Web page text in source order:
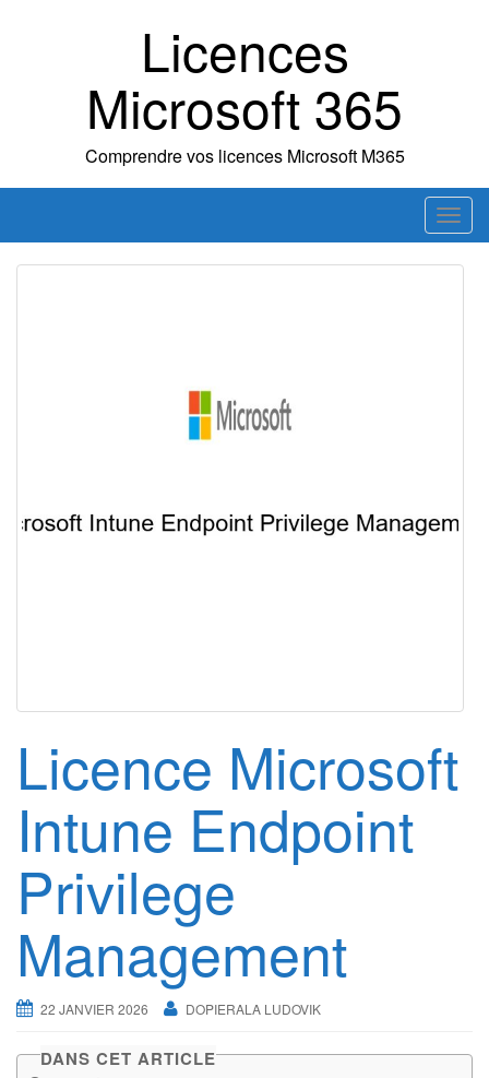
Licences
Microsoft 365
Comprendre vos licences Microsoft M365
T
o
a
Licence Microsoft
Intune Endpoint
Privilege
Management
22 JANVIER 2026 DOPIERALA LUDOVIK
DANS CET ARTICLE